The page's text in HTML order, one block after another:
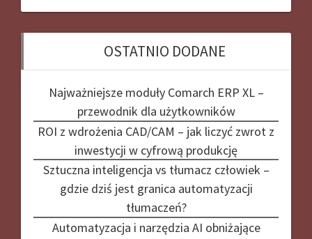
OSTATNIO DODANE
Najważniejsze moduły Comarch ERP XL –
przewodnik dla użytkowników
ROI z wdrożenia CAD/CAM – jak liczyć zwrot z
inwestycji w cyfrową produkcję
Sztuczna inteligencja vs tłumacz człowiek –
gdzie dziś jest granica automatyzacji
tłumaczeń?
Automatyzacja i narzędzia AI obniżające